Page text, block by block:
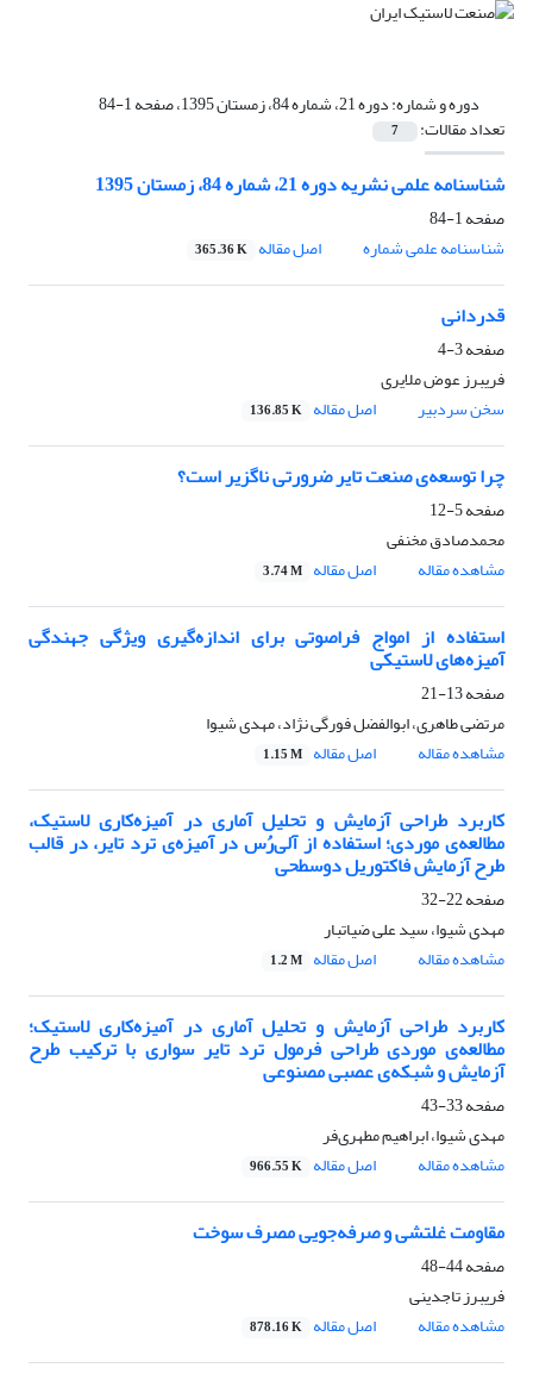
دوره و شماره:دوره 21، شماره 84، زمستان 1395، صفحه 1-84
تعداد مقالات: 7
شناسنامه علمی نشریه دوره 21، شماره 84، زمستان 1395
صفحه1-84
شناسنامه علمی شماره
اصل مقاله 365.36 K
قدردانی
صفحه3-4
فریبرز عوض ملایری
سخن سردبیر
اصل مقاله 136.85 K
چرا توسعه‌ی صنعت تایر ضرورتی ناگزیر است؟
صفحه5-12
محمدصادق مخنفی
مشاهده مقاله
اصل مقاله 3.74 M
استفاده از امواج فراصوتی برای اندازه‌گیری ویژگی جهندگی
آمیزه‌های لاستیکی
صفحه13-21
مرتضی طاهری، ابوالفضل فورگی نژاد، مهدی شیوا
مشاهده مقاله
اصل مقاله 1.15 M
کاربرد طراحی آزمایش و تحلیل آماری در آمیزه‌کاری لاستیک،
مطالعه‌ی موردی؛ استفاده از آلی‌رُس در آمیزه‌ی ترد تایر، در قالب
طرح آزمایش فاکتوریل دوسطحی
صفحه22-32
مهدی شیوا، سید علی ضیاتبار
مشاهده مقاله
اصل مقاله 1.2 M
کاربرد طراحی آزمایش و تحلیل آماری در آمیزه‌کاری لاستیک؛
مطالعه‌ی موردی طراحی فرمول ترد تایر سواری با ترکیب طرح
آزمایش و شبکه‌ی عصبی مصنوعی
صفحه33-43
مهدی شیوا، ابراهیم مطهری‌فر
مشاهده مقاله
اصل مقاله 966.55 K
مقاومت غلتشی و صرفه‌جویی مصرف سوخت
صفحه44-48
فریبرز تاجدینی
مشاهده مقاله
اصل مقاله 878.16 K